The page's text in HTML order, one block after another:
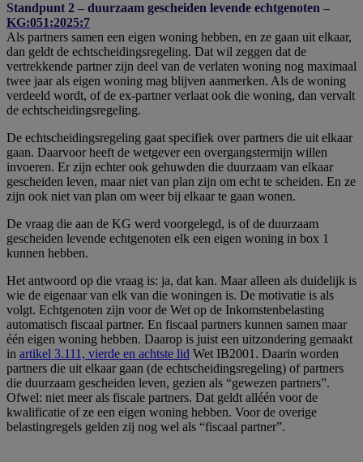
Standpunt 2 – duurzaam gescheiden levende echtgenoten –
KG:051:2025:7
Als partners samen een eigen woning hebben, en ze gaan uit elkaar,
dan geldt de echtscheidingsregeling. Dat wil zeggen dat de
vertrekkende partner zijn deel van de verlaten woning nog maximaal
twee jaar als eigen woning mag blijven aanmerken. Als de woning
verdeeld wordt, of de ex-partner verlaat ook die woning, dan vervalt
de echtscheidingsregeling.
De echtscheidingsregeling gaat specifiek over partners die uit elkaar
gaan. Daarvoor heeft de wetgever een overgangstermijn willen
invoeren. Er zijn echter ook gehuwden die duurzaam van elkaar
gescheiden leven, maar niet van plan zijn om echt te scheiden. En ze
zijn ook niet van plan om weer bij elkaar te gaan wonen.
De vraag die aan de KG werd voorgelegd, is of de duurzaam
gescheiden levende echtgenoten elk een eigen woning in box 1
kunnen hebben.
Het antwoord op die vraag is: ja, dat kan. Maar alleen als duidelijk is
wie de eigenaar van elk van die woningen is. De motivatie is als
volgt. Echtgenoten zijn voor de Wet op de Inkomstenbelasting
automatisch fiscaal partner. En fiscaal partners kunnen samen maar
één eigen woning hebben. Daarop is juist een uitzondering gemaakt
in artikel 3.111, vierde en achtste lid Wet IB2001. Daarin worden
partners die uit elkaar gaan (de echtscheidingsregeling) of partners
die duurzaam gescheiden leven, gezien als “gewezen partners”.
Ofwel: niet meer als fiscale partners. Dat geldt alléén voor de
kwalificatie of ze een eigen woning hebben. Voor de overige
belastingregels gelden zij nog wel als “fiscaal partner”.